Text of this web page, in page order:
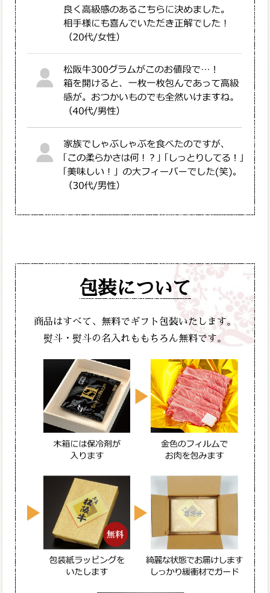
包装について
商品はすべて、無料でギフト包装いたします。
熨斗・熨斗の名入れももちろん無料です。